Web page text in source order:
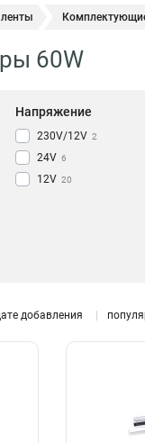
60W
Напряжение
230V/12V 2
24V 6
12V 20
добавления